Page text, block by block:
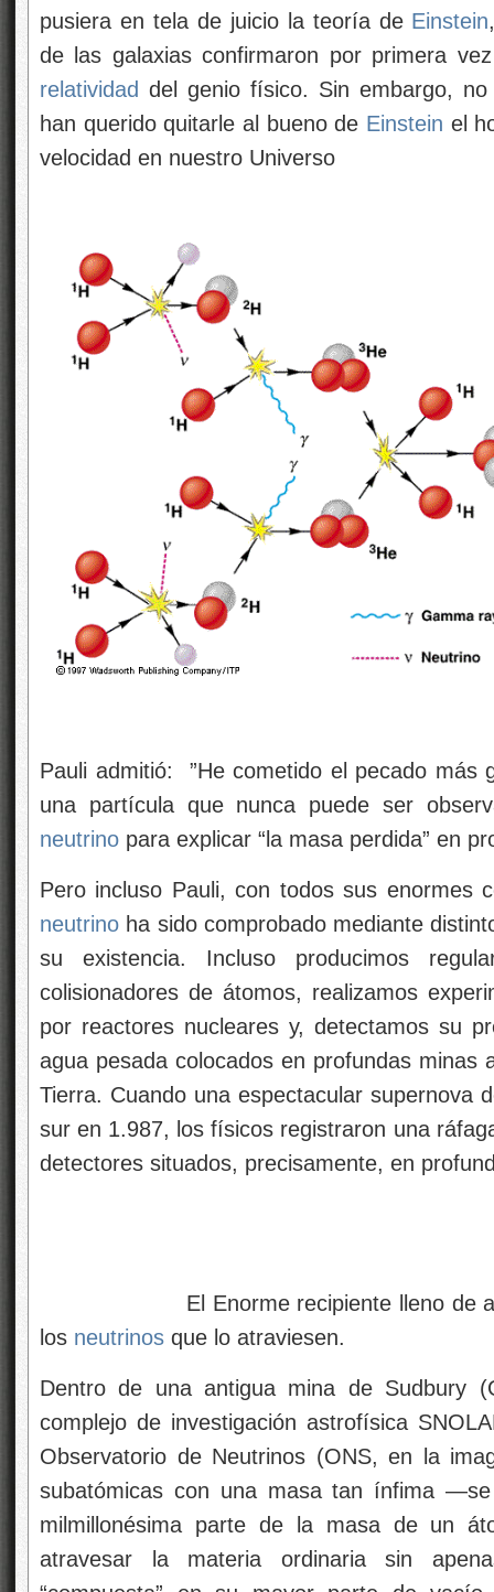
pusiera en tela de juicio la teoría de Einstein
de las galaxias confirmaron por primera
relatividad del genio físico. Sin embargo,
han querido quitarle al bueno de Einstein el
velocidad en nuestro Universo
Pauli admitió: ”He cometido el pecado más
una partícula que nunca puede ser
neutrino para explicar “la masa perdida” en
Pero incluso Pauli, con todos sus enormes
neutrino ha sido comprobado mediante
su existencia. Incluso producimos
colisionadores de átomos, realizamos
por reactores nucleares y, detectamos su
agua pesada colocados en profundas minas
Tierra. Cuando una espectacular supernova
sur en 1.987, los físicos registraron una
detectores situados, precisamente, en
El Enorme recipiente lleno de agua
los neutrinos que lo atraviesen.
Dentro de una antigua mina de Sudbury
complejo de investigación astrofísica
Observatorio de Neutrinos (ONS, en la
subatómicas con una masa tan ínfima
milmillonésima parte de la masa de un
atravesar la materia ordinaria sin